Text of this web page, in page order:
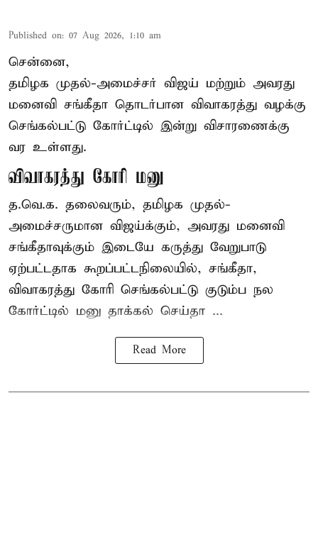
Published on: 07 Aug 2026, 1:10 am
சென்னை,
தமிழக முதல்-அமைச்சர் விஜய் மற்றும் அவரது
மனைவி சங்கீதா தொடர்பான விவாகரத்து வழக்கு
செங்கல்பட்டு கோர்ட்டில் இன்று விசாரணைக்கு
வர உள்ளது.
விவாகரத்து கோரி மனு
த.வெ.க. தலைவரும், தமிழக முதல்-
அமைச்சருமான விஜய்க்கும், அவரது மனைவி
சங்கீதாவுக்கும் இடையே கருத்து வேறுபாடு
ஏற்பட்டதாக கூறப்பட்டநிலையில், சங்கீதா,
விவாகரத்து கோரி செங்கல்பட்டு குடும்ப நல
கோர்ட்டில் மனு தாக்கல் செய்தா ...
Read More